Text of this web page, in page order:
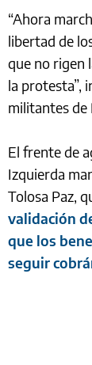
“Ahora
libertad de
que no rigen
la protesta”,
militantes de
El frente de
Izquierda
Tolosa Paz,
validación
que los
seguir